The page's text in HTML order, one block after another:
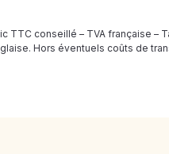
TTC conseillé – TVA française –
Hors éventuels coûts de